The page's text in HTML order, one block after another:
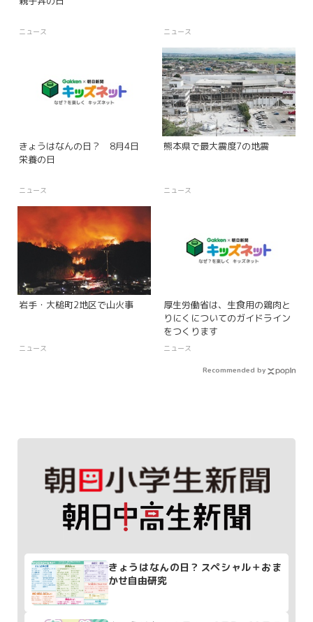
ニュース ニュース
きょうはなんの日？ 8月4日
栄養の日
ニュース
熊本県で最大震度7の地震
ニュース
岩手・大槌町2地区で山火事
ニュース
厚生労働省は、生食用の鶏肉と
りにくについてのガイドライン
をつくります
ニュース
Recommended by
きょうはなんの日？スペシャル＋おま
かせ自由研究